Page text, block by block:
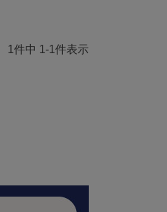
1 件中 1 -1 件表示